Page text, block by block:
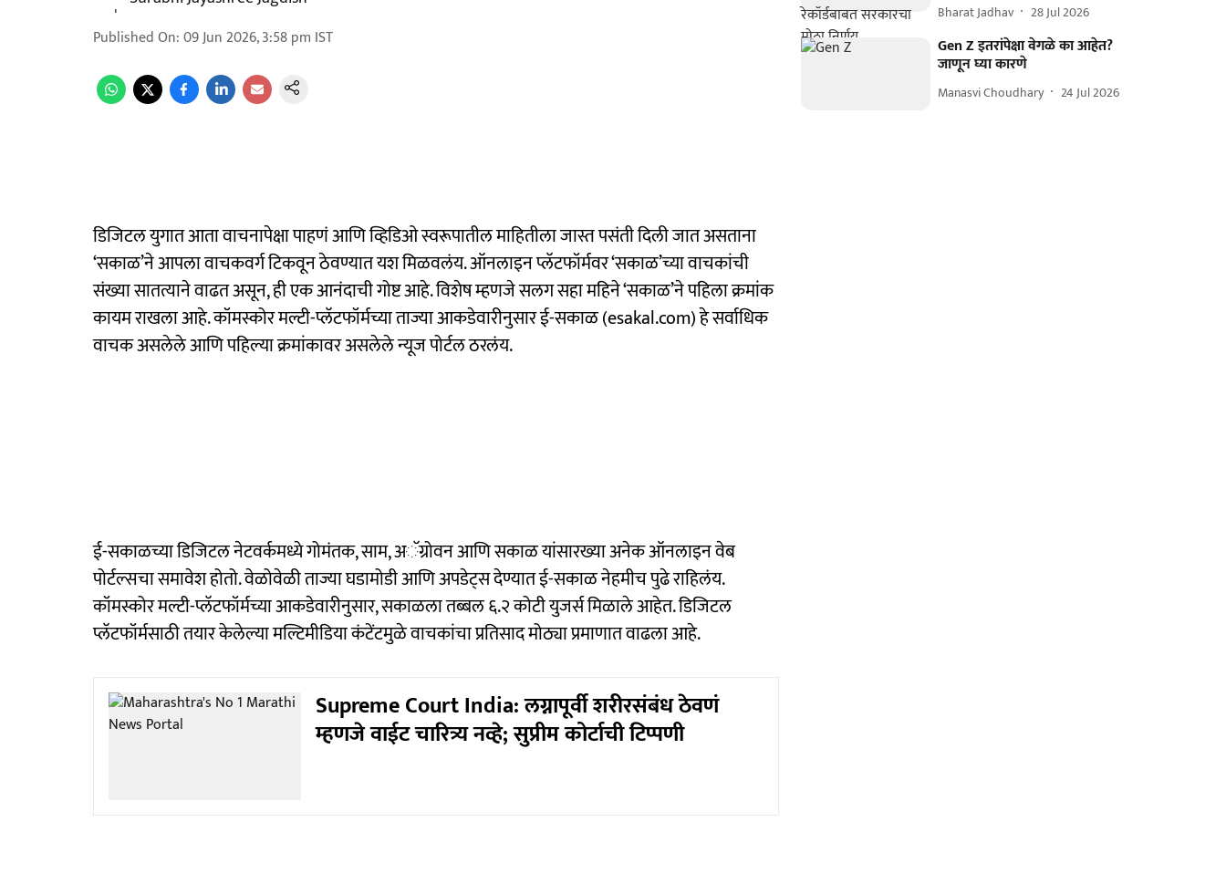
Published On:09 Jun 2026, 3:58 pm IST
डिजिटल युगात आता वाचनापेक्षा पाहणं आणि व्हिडिओ स्वरूपातील माहितीला जास्त पसंती दिली जात असताना
‘सकाळ’ने आपला वाचकवर्ग टिकवून ठेवण्यात यश मिळवलंय. ऑनलाइन प्लॅटफॉर्मवर ‘सकाळ’च्या वाचकांची
संख्या सातत्याने वाढत असून, ही एक आनंदाची गोष्ट आहे. विशेष म्हणजे सलग सहा महिने ‘सकाळ’ने पहिला क्रमांक
कायम राखला आहे. कॉमस्कोर मल्टी-प्लॅटफॉर्मच्या ताज्या आकडेवारीनुसार ई-सकाळ (esakal.com) हे सर्वाधिक
वाचक असलेले आणि पहिल्या क्रमांकावर असलेले न्यूज पोर्टल ठरलंय.
ई-सकाळच्या डिजिटल नेटवर्कमध्ये गोमंतक, साम, अॅग्रोवन आणि सकाळ यांसारख्या अनेक ऑनलाइन वेब
पोर्टल्सचा समावेश होतो. वेळोवेळी ताज्या घडामोडी आणि अपडेट्स देण्यात ई-सकाळ नेहमीच पुढे राहिलंय.
कॉमस्कोर मल्टी-प्लॅटफॉर्मच्या आकडेवारीनुसार, सकाळला तब्बल ६.२ कोटी युजर्स मिळाले आहेत. डिजिटल
प्लॅटफॉर्मसाठी तयार केलेल्या मल्टिमीडिया कंटेंटमुळे वाचकांचा प्रतिसाद मोठ्या प्रमाणात वाढला आहे.
Supreme Court India: लग्नापूर्वी शरीरसंबंध ठेवणं
म्हणजे वाईट चारित्र्य नव्हे; सुप्रीम कोर्टाची टिप्पणी
Bharat Jadhav 28 Jul 2026
Gen Z इतरांपेक्षा वेगळे का आहेत?
जाणून घ्या कारणे
Manasvi Choudhary 24 Jul 2026